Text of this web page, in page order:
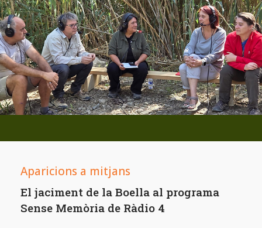
Aparicions a mitjans
El jaciment de la Boella al programa
Sense Memòria de Ràdio 4